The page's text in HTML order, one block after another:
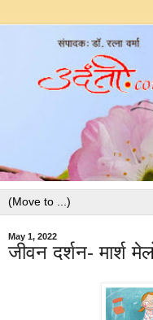
May 1, 2022
जीवन दर्शन- मार्श